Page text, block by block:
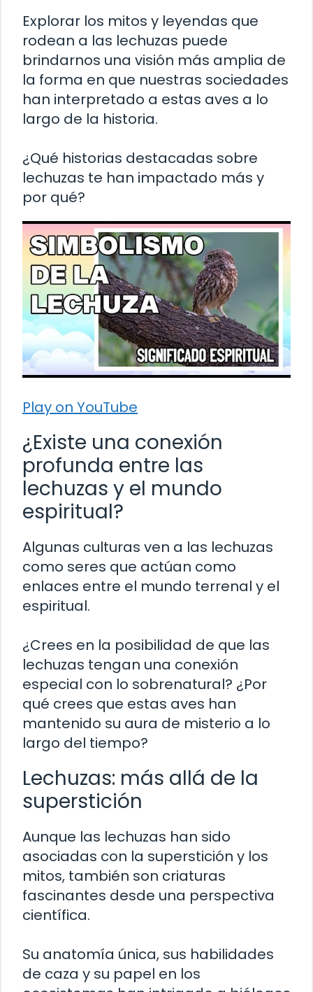
Explorar los mitos y leyendas que
rodean a las lechuzas puede
brindarnos una visión más amplia de
la forma en que nuestras sociedades
han interpretado a estas aves a lo
largo de la historia.
¿Qué historias destacadas sobre
lechuzas te han impactado más y
por qué?
Play on YouTube
¿Existe una conexión
profunda entre las
lechuzas y el mundo
espiritual?
Algunas culturas ven a las lechuzas
como seres que actúan como
enlaces entre el mundo terrenal y el
espiritual.
¿Crees en la posibilidad de que las
lechuzas tengan una conexión
especial con lo sobrenatural? ¿Por
qué crees que estas aves han
mantenido su aura de misterio a lo
largo del tiempo?
Lechuzas: más allá de la
superstición
Aunque las lechuzas han sido
asociadas con la superstición y los
mitos, también son criaturas
fascinantes desde una perspectiva
científica.
Su anatomía única, sus habilidades
de caza y su papel en los